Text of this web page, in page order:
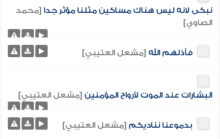
نبكى لانه ليس هناك مساكين مثلنا مؤثر جدا [محمد
الصاوي]
فأذلهم الله [مشعل العتيبي]
البشارات عند الموت لأرواح المؤمنين [مشعل العتيبي]
بدموعنا نناديكم [مشعل العتيبي]